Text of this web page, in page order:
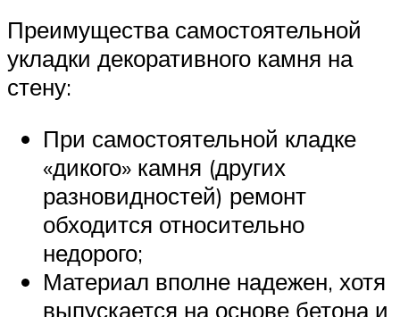
Преимущества самостоятельной
укладки декоративного камня на
стену:
При самостоятельной кладке
«дикого» камня (других
разновидностей) ремонт
обходится относительно
недорого;
Материал вполне надежен, хотя
выпускается на основе бетона и